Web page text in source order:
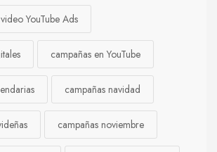
YouTube Ads
campañas en YouTube
campañas navidad
campañas noviembre